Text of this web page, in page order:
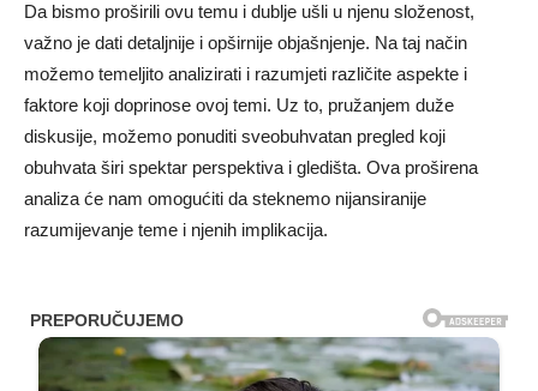
Da bismo proširili ovu temu i dublje ušli u njenu složenost,
važno je dati detaljnije i opširnije objašnjenje. Na taj način
možemo temeljito analizirati i razumjeti različite aspekte i
faktore koji doprinose ovoj temi. Uz to, pružanjem duže
diskusije, možemo ponuditi sveobuhvatan pregled koji
obuhvata širi spektar perspektiva i gledišta. Ova proširena
analiza će nam omogućiti da steknemo nijansiranije
razumijevanje teme i njenih implikacija.